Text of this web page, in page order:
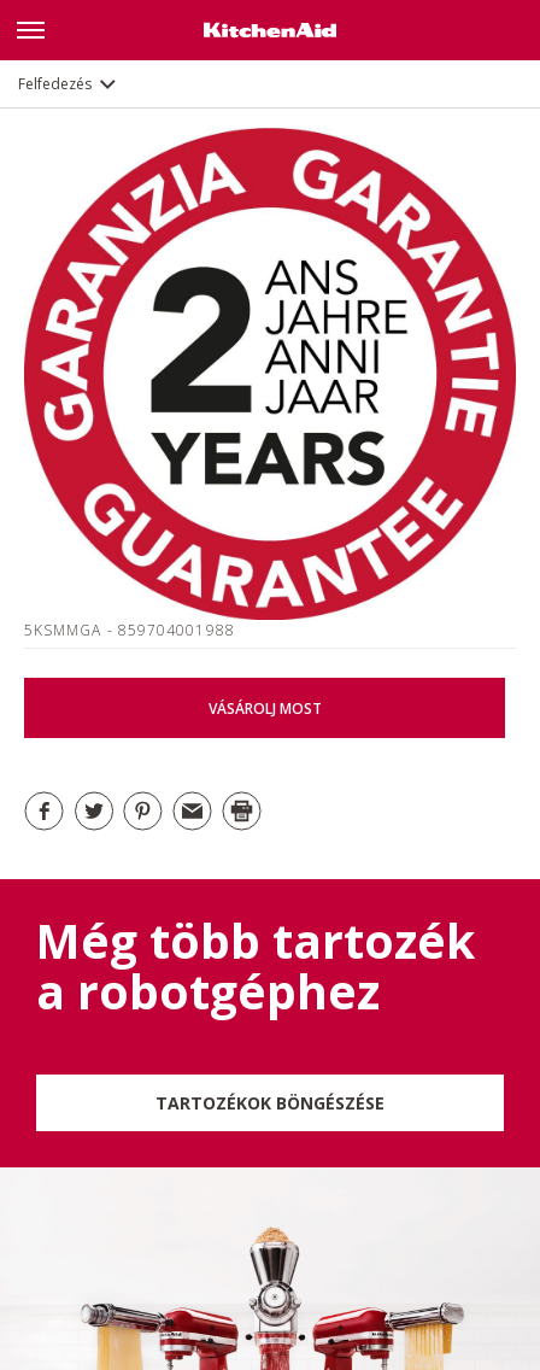
Felfedezés Leírás
5KSMMGA - 859704001988
VÁSÁROLJ MOST
Még több tartozék
a robotgéphez
TARTOZÉKOK BÖNGÉSZÉSE